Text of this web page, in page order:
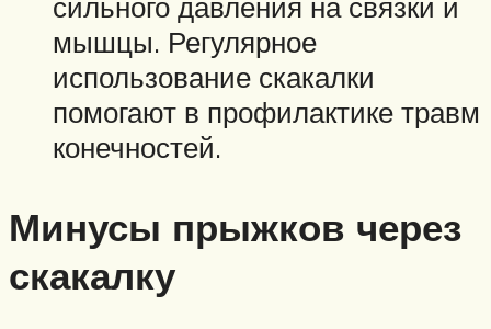
мышцы. Регулярное
использование скакалки
помогают в профилактике травм
конечностей.
Минусы прыжков через
скакалку